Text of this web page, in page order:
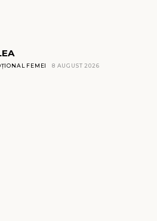
FEMEI 8 AUGUST 2026